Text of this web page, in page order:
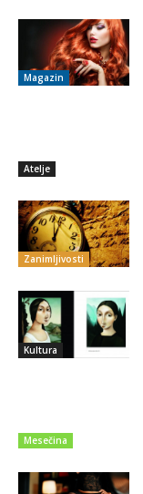
Magazin
Atelje
Zanimljivosti
Kultura
Mesečina